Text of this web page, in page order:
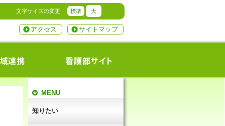
文字サイズの変更 標準 大
サイトマップ
アクセス
MENU
知りたい